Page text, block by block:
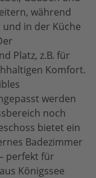
während
in der Küche
Platz, z.B. für
Komfort.
werden
noch
bietet ein
Badezimmer
perfekt für
Königssee